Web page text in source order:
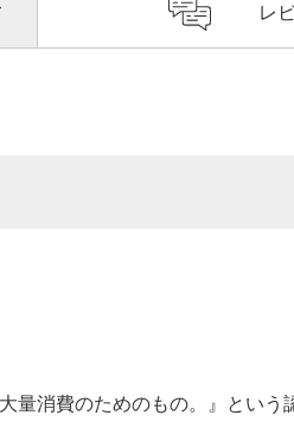
レ
量消費のためのもの。』とい